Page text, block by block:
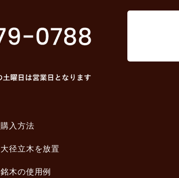
購入方法
大径立木を放置
銘木の使用例